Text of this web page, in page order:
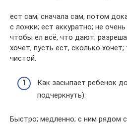
ест сам; сначала сам, потом
с ложки; ест аккуратно; не
чтобы ел всё, что дают;
хочет; пусть ест, сколько
чистой.
Как засыпает ребенок
подчеркнуть):
Быстро; медленно; с ним рядом